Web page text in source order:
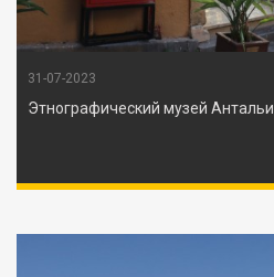
31-07-2023
Этнографический музей Антальи